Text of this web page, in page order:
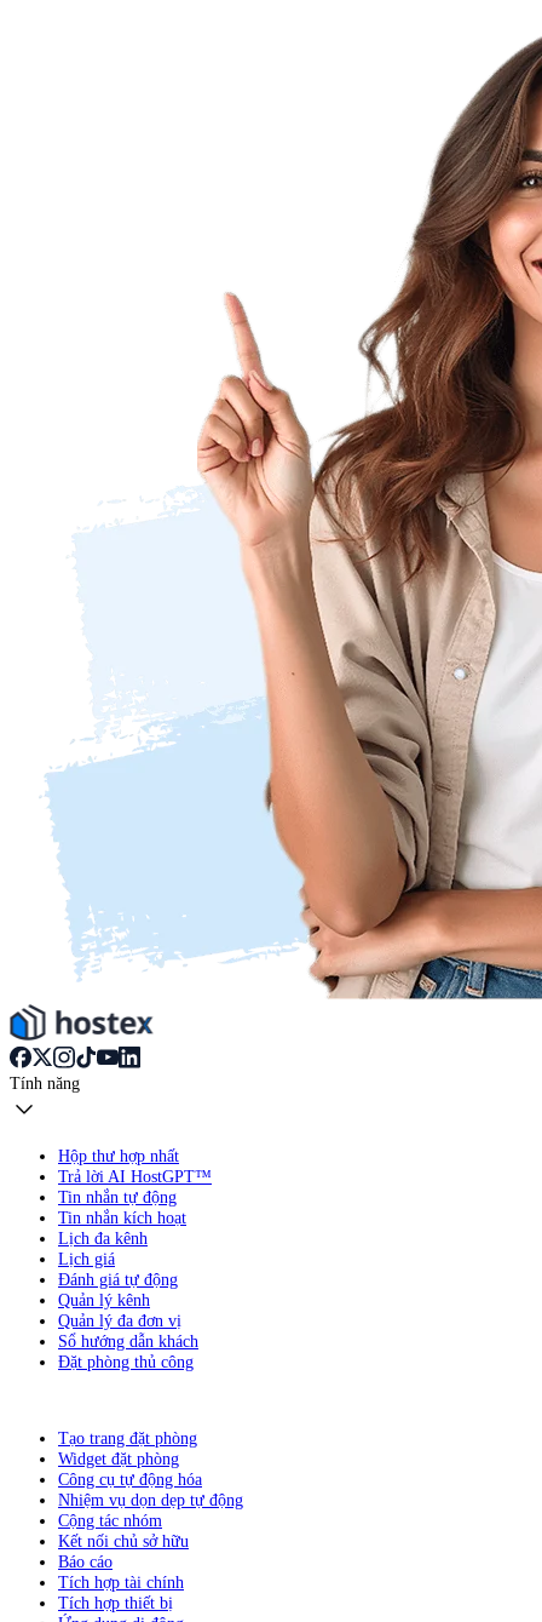
Tính năng
Hộp thư hợp nhất
Trả lời AI HostGPT™
Tin nhắn tự động
Tin nhắn kích hoạt
Lịch đa kênh
Lịch giá
Đánh giá tự động
Quản lý kênh
Quản lý đa đơn vị
Sổ hướng dẫn khách
Đặt phòng thủ công
Tạo trang đặt phòng
Widget đặt phòng
Công cụ tự động hóa
Nhiệm vụ dọn dẹp tự động
Cộng tác nhóm
Kết nối chủ sở hữu
Báo cáo
Tích hợp tài chính
Tích hợp thiết bị